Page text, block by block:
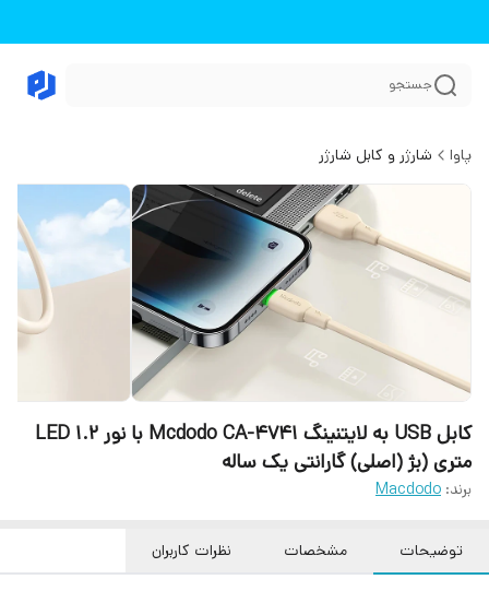
جستجو
پاوا شارژر و کابل شارژر
کابل USB به لایتنینگ Mcdodo CA-4741 با نور LED 1.2
متری (بژ ‏(اصلی) گارانتی یک ساله
برند: Macdodo
توضیحات مشخصات نظرات کاربران